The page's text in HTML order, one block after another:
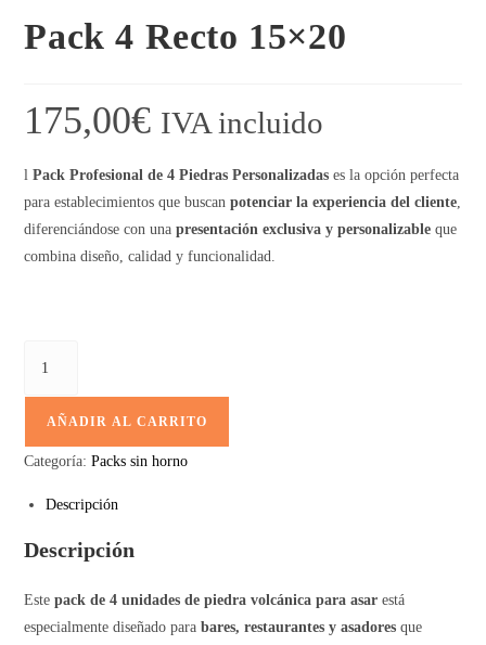
Pack 4 Recto 15×20
175,00€ IVA incluido
lPack Profesional de 4 Piedras Personalizadas es la opción perfecta
para establecimientos que buscanpotenciar la experiencia del cliente,
diferenciándose con unapresentación exclusiva y personalizable que
combina diseño, calidad y funcionalidad.
AÑADIR AL CARRITO
Categoría:Packs sin horno
Descripción
Descripción
Estepack de 4 unidades de piedra volcánica para asar está
especialmente diseñado parabares, restaurantes y asadores que